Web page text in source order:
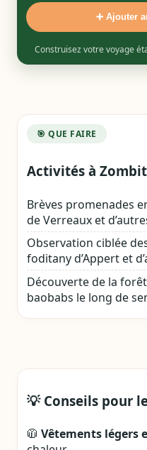
➕ Ajouter
Construisez votre voyage
🎯 QUE FAIRE
Activités à
Brèves promenades
de Verreaux et
Observation ciblée
foditany d’Appert et
Découverte de la
baobabs le long de
💡 Conseils pour
🧥 Vêtements légers